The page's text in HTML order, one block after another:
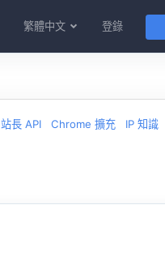
繁體中文 登錄
站長 API Chrome 擴充 IP 知識